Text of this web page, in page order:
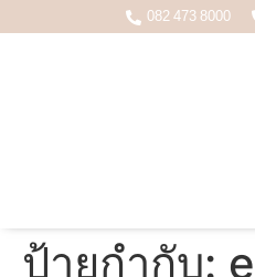
082 473 8000
ป้ายกำกับ: